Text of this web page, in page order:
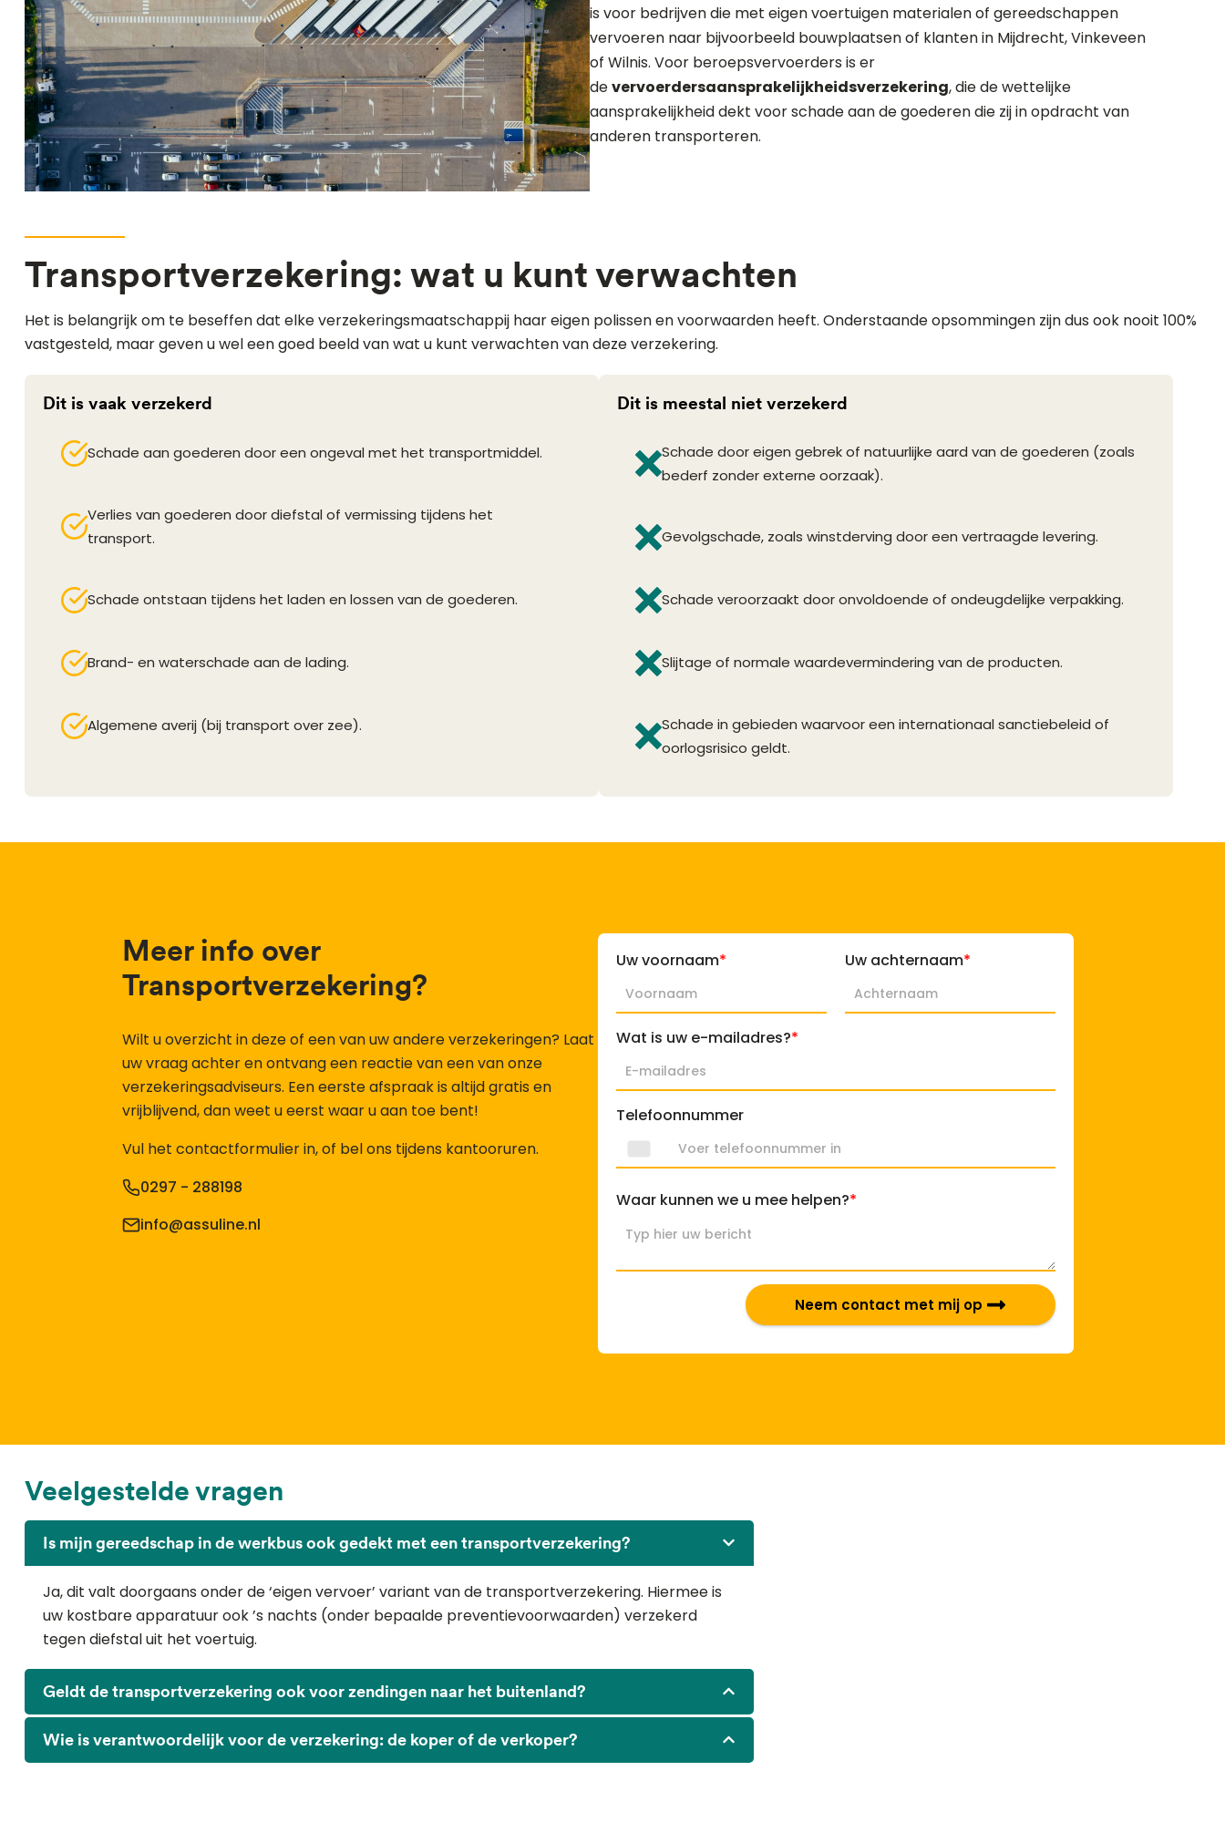
is voor bedrijven die met eigen voertuigen materialen of gereedschappen
vervoeren naar bijvoorbeeld bouwplaatsen of klanten in Mijdrecht, Vinkeveen
of Wilnis. Voor beroepsvervoerders is er
devervoerdersaansprakelijkheidsverzekering, die de wettelijke
aansprakelijkheid dekt voor schade aan de goederen die zij in opdracht van
anderen transporteren.
Transportverzekering: wat u kunt verwachten
Het is belangrijk om te beseffen dat elke verzekeringsmaatschappij haar eigen polissen en voorwaarden heeft. Onderstaande opsommingen zijn dus ook nooit 100%
vastgesteld, maar geven u wel een goed beeld van wat u kunt verwachten van deze verzekering.
Dit is vaak verzekerd
Schade aan goederen door een ongeval met het transportmiddel.
Verlies van goederen door diefstal of vermissing tijdens het
transport.
Schade ontstaan tijdens het laden en lossen van de goederen.
Brand- en waterschade aan de lading.
Algemene averij (bij transport over zee).
Dit is meestal niet verzekerd
Schade door eigen gebrek of natuurlijke aard van de goederen (zoals
bederf zonder externe oorzaak).
Gevolgschade, zoals winstderving door een vertraagde levering.
Schade veroorzaakt door onvoldoende of ondeugdelijke verpakking.
Slijtage of normale waardevermindering van de producten.
Schade in gebieden waarvoor een internationaal sanctiebeleid of
oorlogsrisico geldt.
Meer info over
Transportverzekering?
Wilt u overzicht in deze of een van uw andere verzekeringen? Laat
uw vraag achter en ontvang een reactie van een van onze
verzekeringsadviseurs. Een eerste afspraak is altijd gratis en
vrijblijvend, dan weet u eerst waar u aan toe bent!
Vul het contactformulier in, of bel ons tijdens kantooruren.
0297 - 288198
info@assuline.nl
Uw voornaam* Uw achternaam*
Wat is uw e-mailadres?*
Telefoonnummer
Waar kunnen we u mee helpen?*
Neem contact met mij op
Veelgestelde vragen
Is mijn gereedschap in de werkbus ook gedekt met een transportverzekering?
Ja, dit valt doorgaans onder de ‘eigen vervoer’ variant van de transportverzekering. Hiermee is
uw kostbare apparatuur ook ’s nachts (onder bepaalde preventievoorwaarden) verzekerd
tegen diefstal uit het voertuig.
Geldt de transportverzekering ook voor zendingen naar het buitenland?
Wie is verantwoordelijk voor de verzekering: de koper of de verkoper?